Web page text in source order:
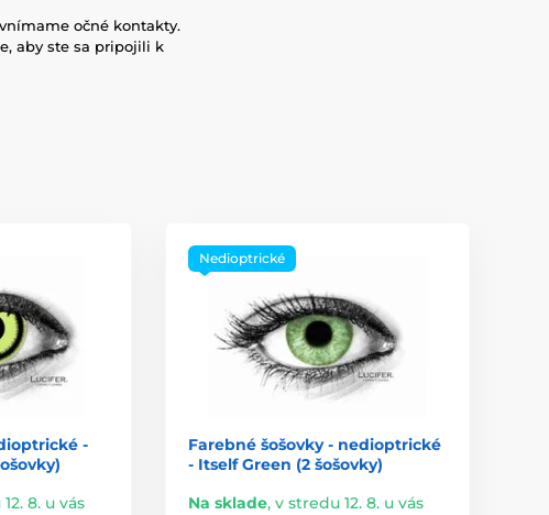
očné kontakty.
aby ste sa pripojili k
-
8. u vás
Nedioptrické
Farebné šošovky - nedioptrické
- Itself Green (2 šošovky)
Na sklade, v stredu 12. 8. u vás